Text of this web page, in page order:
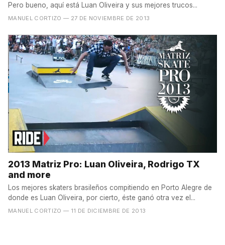
Pero bueno, aquí está Luan Oliveira y sus mejores trucos...
MANUEL CORTIZO — 27 DE NOVIEMBRE DE 2013
2013 Matriz Pro: Luan Oliveira, Rodrigo TX
and more
Los mejores skaters brasileños compitiendo en Porto Alegre de
donde es Luan Oliveira, por cierto, éste ganó otra vez el...
MANUEL CORTIZO — 11 DE DICIEMBRE DE 2013